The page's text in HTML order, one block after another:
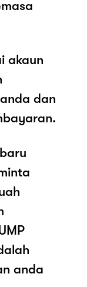
akaun
dan
anda